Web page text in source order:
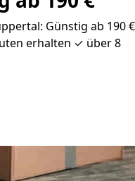
Günstig ab 190
erhalten ✓ über 8